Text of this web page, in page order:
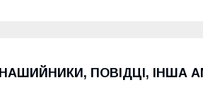
НАШИЙНИКИ, ПОВІДЦІ, ІНША